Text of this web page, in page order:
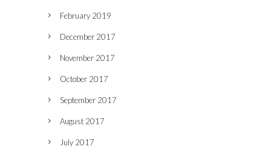
February 2019
December 2017
November 2017
October 2017
September 2017
August 2017
July 2017